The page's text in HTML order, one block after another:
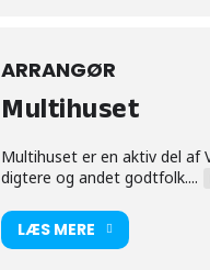
ARRANGØR
Multihuset
Multihuset er en aktiv del af
digtere og andet godtfolk....
LÆS MERE